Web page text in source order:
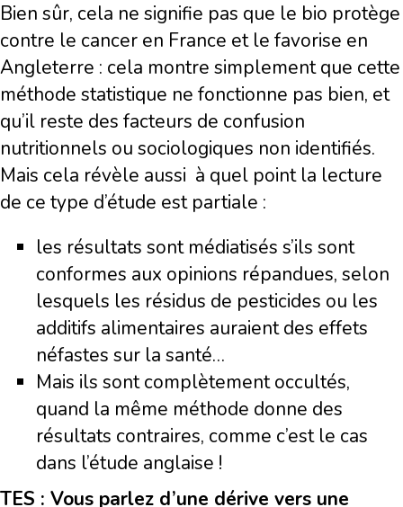
Bien sûr, cela ne signifie pas que le bio protège
contre le cancer en France et le favorise en
Angleterre : cela montre simplement que cette
méthode statistique ne fonctionne pas bien, et
qu’il reste des facteurs de confusion
nutritionnels ou sociologiques non identifiés.
Mais cela révèle aussi à quel point la lecture
de ce type d’étude est partiale :
les résultats sont médiatisés s’ils sont
conformes aux opinions répandues, selon
lesquels les résidus de pesticides ou les
additifs alimentaires auraient des effets
néfastes sur la santé…
Mais ils sont complètement occultés,
quand la même méthode donne des
résultats contraires, comme c’est le cas
dans l’étude anglaise !
TES : Vous parlez d’une dérive vers une